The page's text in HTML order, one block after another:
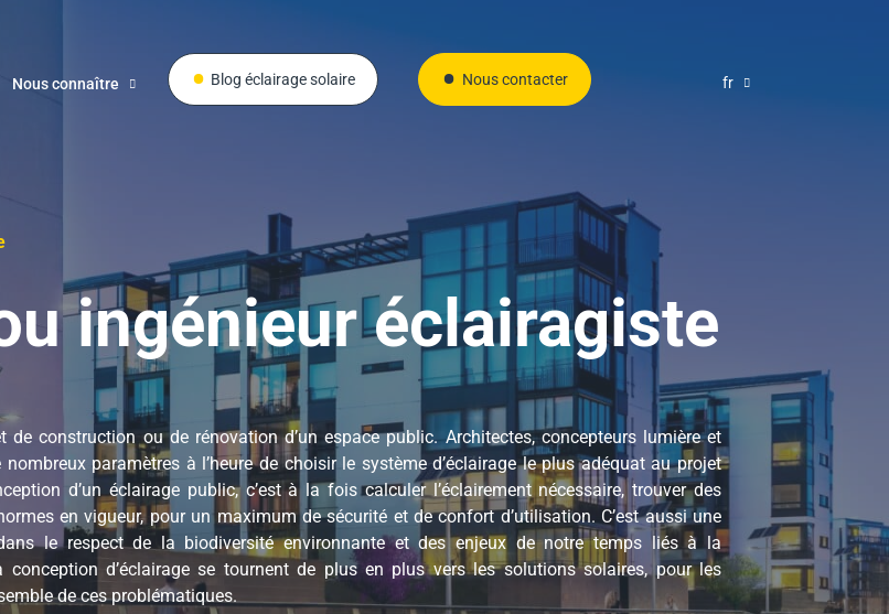
Nous connaître Blog éclairage solaire Nous contacter fr
ingénieur éclairagiste
de construction ou de rénovation d’un espace public. Architectes, concepteurs lumière et
paramètres à l’heure de choisir le système d’éclairage le plus adéquat au projet
d’un éclairage public, c’est à la fois calculer l’éclairement nécessaire, trouver des
en vigueur, pour un maximum de sécurité et de confort d’utilisation. C’est aussi une
le respect de la biodiversité environnante et des enjeux de notre temps liés à la
d’éclairage se tournent de plus en plus vers les solutions solaires, pour les
de ces problématiques.